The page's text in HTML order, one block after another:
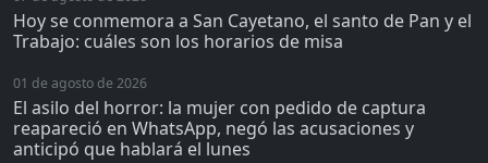
Hoy se conmemora a San Cayetano, el santo de Pan y el
Trabajo: cuáles son los horarios de misa
01 de agosto de 2026
El asilo del horror: la mujer con pedido de captura
reapareció en WhatsApp, negó las acusaciones y
anticipó que hablará el lunes